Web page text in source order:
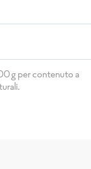
per contenuto a